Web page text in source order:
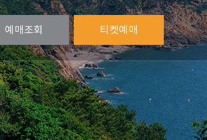
예매조회 티켓예매